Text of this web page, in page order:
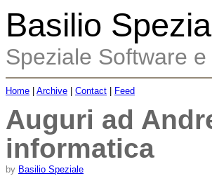
Basilio
Speziale Software e
Home Archive Contact Feed
Auguri ad
informatica
by Basilio Speziale